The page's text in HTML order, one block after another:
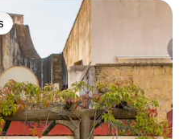
plus appréciés